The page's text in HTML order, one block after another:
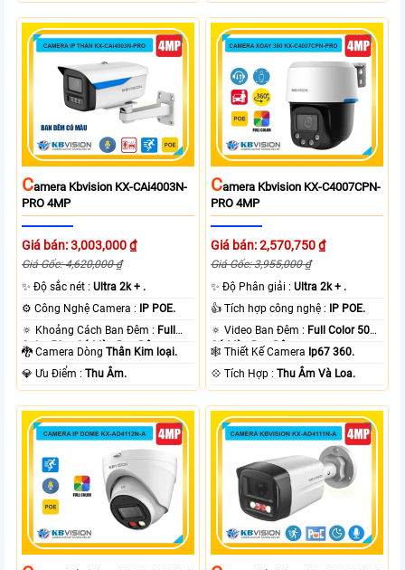
CAmera Kbvision KX-CAi4003N-
PRO 4MP
Giá bán: 3,003,000 ₫
Giá Gốc: 4,620,000 ₫
✨ Độ sắc nét :Ultra 2k + .
⚙ Công Nghệ Camera :
IP POE.
🔅 Khoảng Cách Ban Đêm : Full
Color 50m Có Màu Ban Ðêm.
🐉️ Camera DòngThân Kim loại.
️💎 Ưu Điểm :Thu Âm.
CAmera Kbvision KX-C4007CPN-
PRO 4MP
Giá bán: 2,570,750 ₫
Giá Gốc: 3,955,000 ₫
✨ Độ Phân giải :Ultra 2k + .
👍 Tích hợp công nghệ :
IP POE.
🔅 Video Ban Đêm : Full Color 50m
Có Màu Ban Ðêm.
🕸️ Thiết Kế Camera Ip67 360.
️💠 Tích Hợp :Thu Âm Và Loa.